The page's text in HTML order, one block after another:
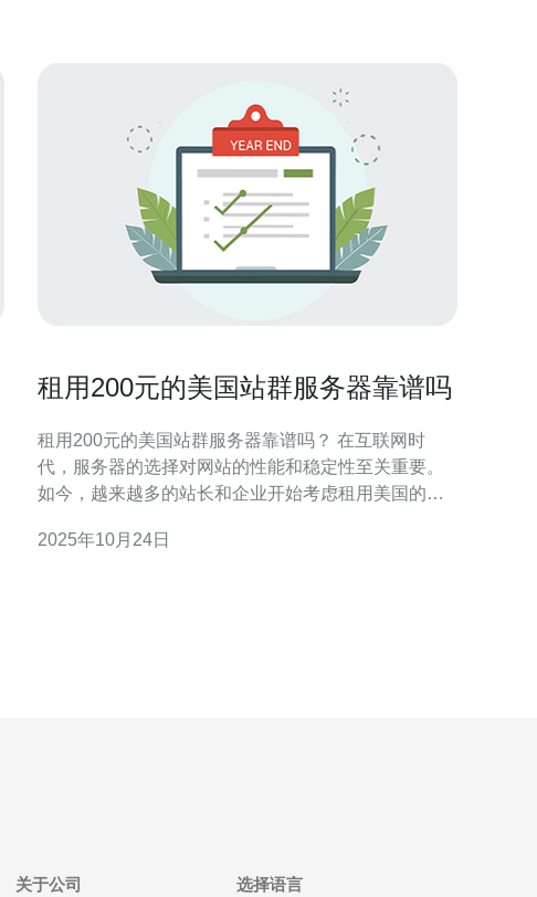
租用200元的美国站群服务器靠谱吗
租用200元的美国站群服务器靠谱吗？ 在互联网时
代，服务器的选择对网站的性能和稳定性至关重要。
如今，越来越多的站长和企业开始考虑租用美国的站
器。那么，这样的服务器真的靠谱吗？本文将从多个
2025年10月24日
关于公司 选择语言